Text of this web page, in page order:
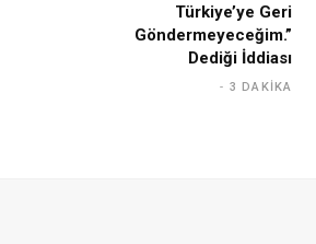
Türkiye’ye Geri
Göndermeyeceğim.”
Dediği İddiası
3 DAKIKA